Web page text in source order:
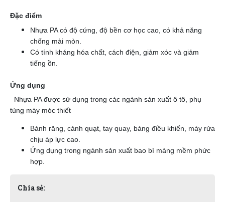
Đặc điểm
Nhựa PA có độ cứng, độ bền cơ học cao, có khả năng
chống mài mòn.
Có tính kháng hóa chất, cách điện, giảm xóc và giảm
tiếng ồn.
Ứng dụng
Nhựa PA được sử dụng trong các ngành sản xuất ô tô, phụ
tùng máy móc thiết
Bánh răng, cánh quạt, tay quay, bảng điều khiển, máy rửa
chịu áp lực cao.
Ứng dụng trong ngành sản xuất bao bì màng mềm phức
hợp.
Chia sẻ: